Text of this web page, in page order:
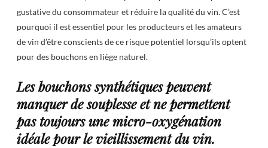
gustative du consommateur et réduire la qualité du vin. C’est
pourquoi il est essentiel pour les producteurs et les amateurs
de vin d’être conscients de ce risque potentiel lorsqu’ils optent
pour des bouchons en liège naturel.
Les bouchons synthétiques peuvent
manquer de souplesse et ne permettent
pas toujours une micro-oxygénation
idéale pour le vieillissement du vin.